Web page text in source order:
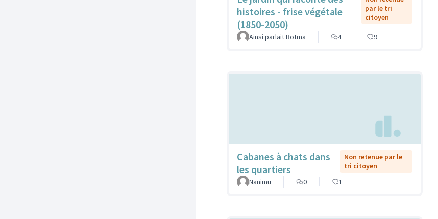
histoires - frise végétale
(1850-2050)
par le tri
citoyen
Ainsi parlait Botma 4 9
Cabanes à chats dans
les quartiers
Non retenue par le
tri citoyen
Nanimu
0 1